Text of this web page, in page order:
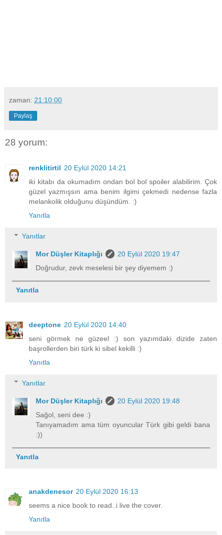
zaman: 21:10:00
Paylaş
28 yorum:
renklitirtil 20 Eylül 2020 14:21
iki kitabı da okumadım ondan bol bol spoiler alabilirim. Çok
güzel yazmışsın ama benim ilgimi çekmedi nedense fazla
melankolik olduğunu düşündüm. :)
Yanıtla
Yanıtlar
Mor Düşler Kitaplığı
20 Eylül 2020 19:47
Doğrudur, zevk meselesi bir şey diyemem :)
Yanıtla
deeptone 20 Eylül 2020 14:40
seni görmek ne güzeel :) son yazımdaki dizide zaten
başrollerden biri türk ki sibel kekilli :)
Yanıtla
Yanıtlar
Mor Düşler Kitaplığı
20 Eylül 2020 19:48
Sağol, seni dee :)
Tanıyamadım ama tüm oyuncular Türk gibi geldi bana
:))
Yanıtla
anakdenesor 20 Eylül 2020 16:13
seems a nice book to read..i live the cover.
Yanıtla